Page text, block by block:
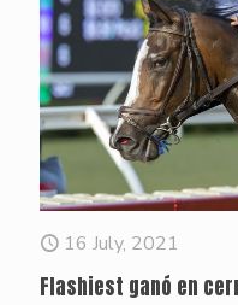
16 July, 2021
Flashiest ganó en